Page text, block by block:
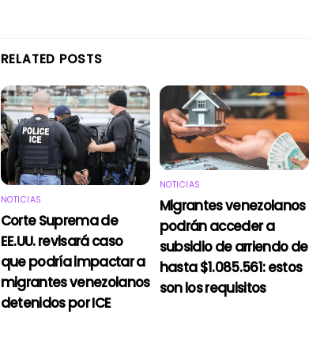
RELATED POSTS
NOTICIAS
Corte Suprema de
EE.UU. revisará caso
que podría impactar a
migrantes venezolanos
detenidos por ICE
NOTICIAS
Migrantes venezolanos
podrán acceder a
subsidio de arriendo de
hasta $1.085.561: estos
son los requisitos